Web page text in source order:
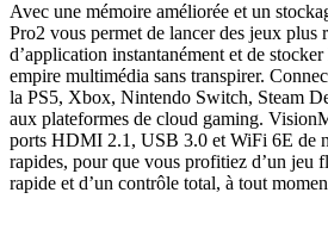
Avec une mémoire améliorée et un
Pro2 vous permet de lancer des jeux plus
d’application instantanément et de
empire multimédia sans transpirer.
la PS5, Xbox, Nintendo Switch, Steam
aux plateformes de cloud gaming.
ports HDMI 2.1, USB 3.0 et WiFi 6E de
rapides, pour que vous profitiez d’un jeu
rapide et d’un contrôle total, à tout